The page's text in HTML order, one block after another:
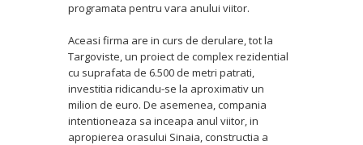
programata pentru vara anului viitor.
Aceasi firma are in curs de derulare, tot la
Targoviste, un proiect de complex rezidential
cu suprafata de 6.500 de metri patrati,
investitia ridicandu-se la aproximativ un
milion de euro. De asemenea, compania
intentioneaza sa inceapa anul viitor, in
apropierea orasului Sinaia, constructia a